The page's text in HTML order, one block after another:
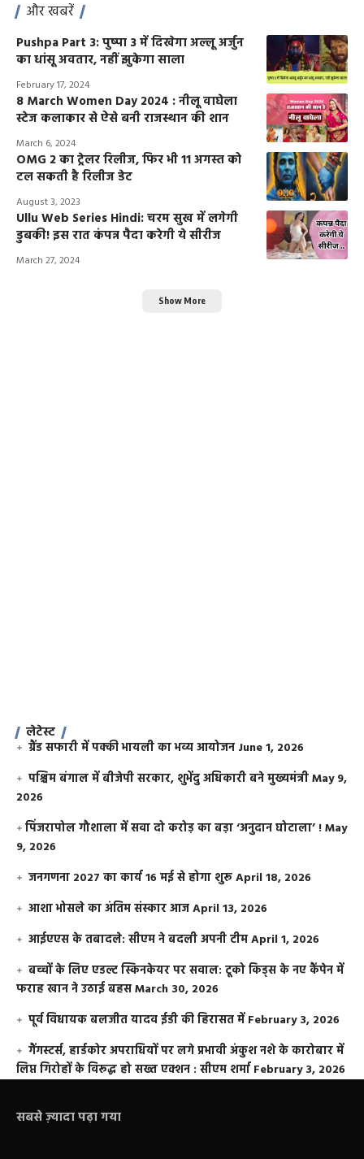
और खबरें
Pushpa Part 3: पुष्पा 3 में दिखेगा अल्लू अर्जुन
का धांसू अवतार, नहीं झुकेगा साला
February 17, 2024
8 March Women Day 2024 : नीलू वाघेला
स्टेज कलाकार से ऐसे बनी राजस्थान की शान
March 6, 2024
OMG 2 का ट्रेलर रिलीज, फिर भी 11 अगस्त को
टल सकती है रिलीज डेट
August 3, 2023
Ullu Web Series Hindi: चरम सुख में लगेगी
डुबकी! इस रात कंपन्न पैदा करेगी ये सीरीज
March 27, 2024
Show More
लेटेस्ट
ग्रैंड सफारी में पक्की भायली का भव्य आयोजन June 1, 2026
पश्चिम बंगाल में बीजेपी सरकार, शुभेंदु अधिकारी बने मुख्यमंत्रीMay 9,
2026
​पिंजरापोल गौशाला में सवा दो करोड़ का बड़ा ‘अनुदान घोटाला’ !May
9, 2026
जनगणना 2027 का कार्य 16 मई से होगा शुरूApril 18, 2026
आशा भोसले का अंतिम संस्कार आजApril 13, 2026
आईएएस के तबादले: सीएम ने बदली अपनी टीमApril 1, 2026
बच्चों के लिए एडल्ट स्किनकेयर पर सवाल: टूको किड्स के नए कैंपेन में
फराह खान ने उठाई बहसMarch 30, 2026
पूर्व विधायक बलजीत यादव ईडी की हिरासत में February 3, 2026
गैंगस्टर्स, हार्डकोर अपराधियों पर लगे प्रभावी अंकुश नशे के कारोबार में
लिप्त गिरोहों के विरूद्ध हो सख्त एक्शन : सीएम शर्मा February 3, 2026
सबसे ज़्यादा पढ़ा गया